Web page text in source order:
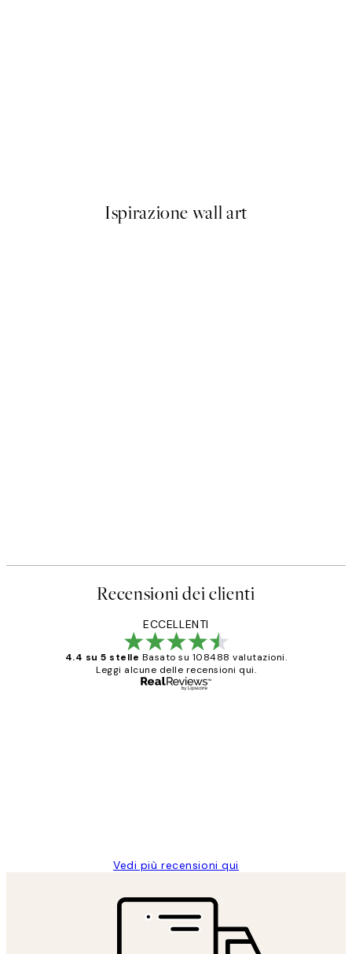
Ispirazione wall art
Recensioni dei clienti
ECCELLENTI
4.4 su 5 stelle Basato su 108488 valutazioni.
Leggi alcune delle recensioni qui.
Vedi più recensioni qui